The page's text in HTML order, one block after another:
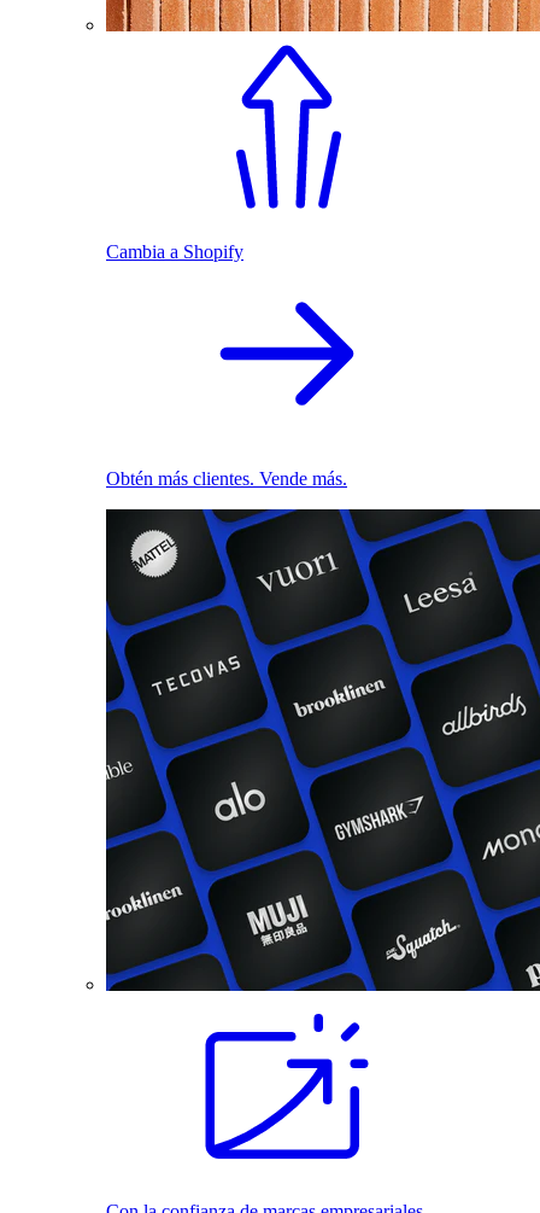
Cambia a Shopify
Obtén más clientes. Vende más.